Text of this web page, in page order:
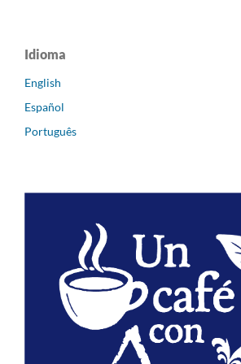
Idioma
English
Español
Português